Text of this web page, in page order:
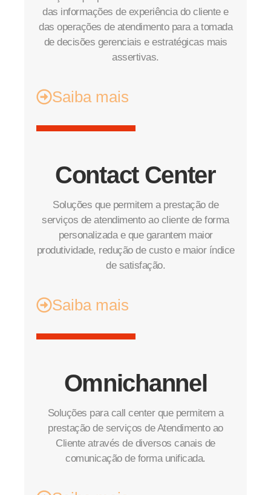
das informações de experiência do cliente e
das operações de atendimento para a tomada
de decisões gerenciais e estratégicas mais
assertivas.
Saiba mais
Contact Center
Soluções que permitem a prestação de
serviços de atendimento ao cliente de forma
personalizada e que garantem maior
produtividade, redução de custo e maior índice
de satisfação.
Saiba mais
Omnichannel
Soluções para call center que permitem a
prestação de serviços de Atendimento ao
Cliente através de diversos canais de
comunicação de forma unificada.